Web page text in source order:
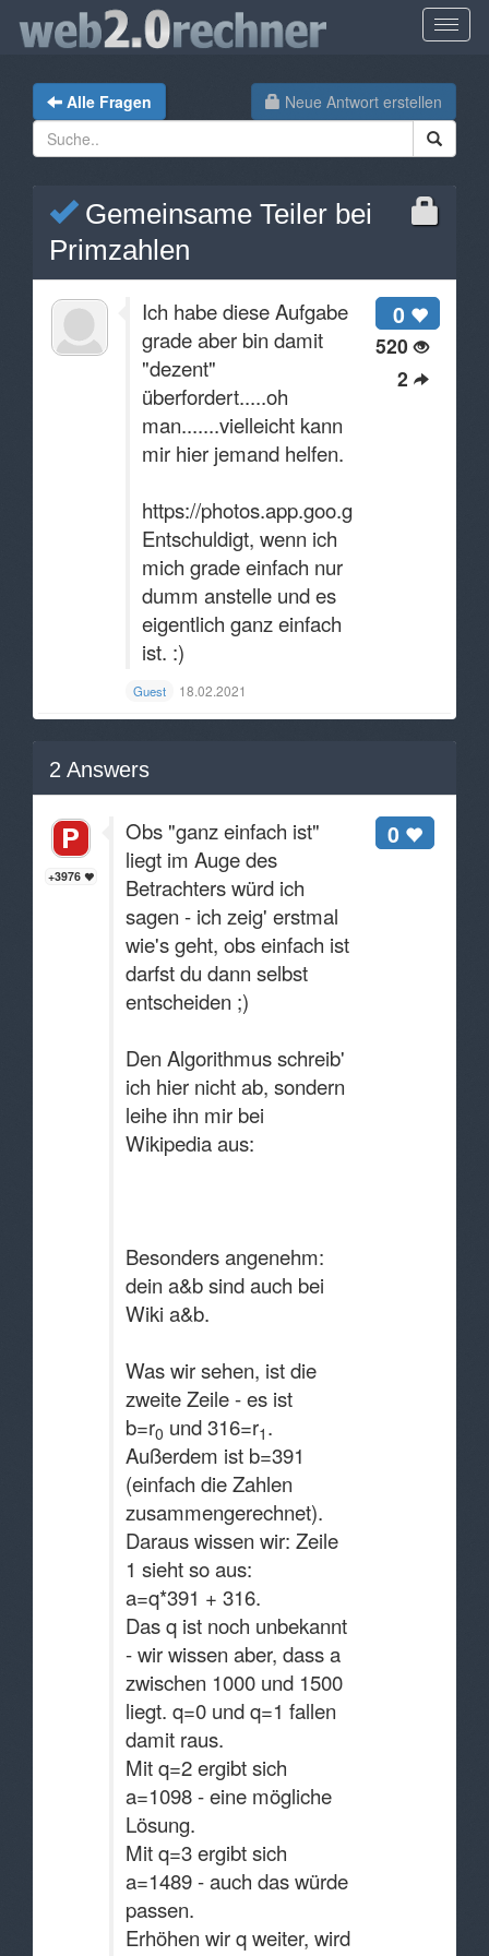
Neue Antwort erstellen
Alle Fragen
Gemeinsame Teiler bei
Primzahlen
0
520
2
Ich habe diese Aufgabe
grade aber bin damit
"dezent"
überfordert.....oh
man.......vielleicht kann
mir hier jemand helfen.
https://photos.app.goo.gl/
Entschuldigt, wenn ich
mich grade einfach nur
dumm anstelle und es
eigentlich ganz einfach
ist. :)
Guest 18.02.2021
2 Answers
+3976
0
Obs "ganz einfach ist"
liegt im Auge des
Betrachters würd ich
sagen - ich zeig' erstmal
wie's geht, obs einfach ist
darfst du dann selbst
entscheiden ;)
Den Algorithmus schreib'
ich hier nicht ab, sondern
leihe ihn mir bei
Wikipedia aus:
Besonders angenehm:
dein a&b sind auch bei
Wiki a&b.
Was wir sehen, ist die
zweite Zeile - es ist
b=r0 und 316=r1 .
Außerdem ist b=391
(einfach die Zahlen
zusammengerechnet).
Daraus wissen wir: Zeile
1 sieht so aus:
a=q*391 + 316.
Das q ist noch unbekannt
- wir wissen aber, dass a
zwischen 1000 und 1500
liegt. q=0 und q=1 fallen
damit raus.
Mit q=2 ergibt sich
a=1098 - eine mögliche
Lösung.
Mit q=3 ergibt sich
a=1489 - auch das würde
passen.
Erhöhen wir q weiter, wird